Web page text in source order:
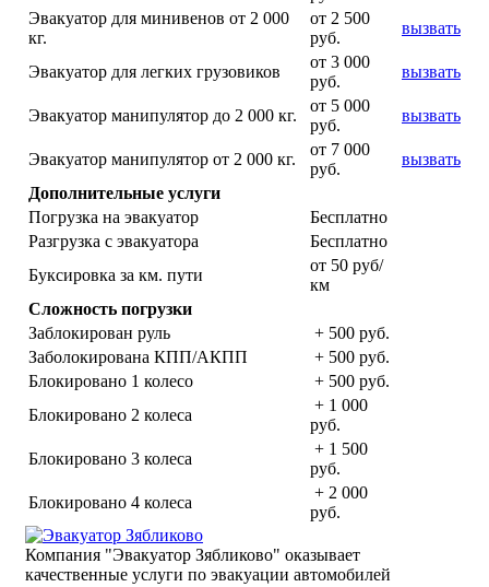
Эвакуатор для минивенов от 2 000
кг.
от 2 500
руб.
вызвать
Эвакуатор для легких грузовиков
от 3 000
руб.
вызвать
Эвакуатор манипулятор до 2 000 кг.
от 5 000
руб.
вызвать
Эвакуатор манипулятор от 2 000 кг.
от 7 000
руб.
вызвать
Дополнительные услуги
Погрузка на эвакуатор
Бесплатно
Разгрузка с эвакуатора
Бесплатно
Буксировка за км. пути
от 50 руб/
км
Сложность погрузки
Заблокирован руль
+ 500 руб.
Заболокирована КПП/АКПП
+ 500 руб.
Блокировано 1 колесо
+ 500 руб.
Блокировано 2 колеса
+ 1 000
руб.
Блокировано 3 колеса
+ 1 500
руб.
Блокировано 4 колеса
+ 2 000
руб.
Компания "Эвакуатор Зябликово" оказывает
качественные услуги по эвакуации автомобилей